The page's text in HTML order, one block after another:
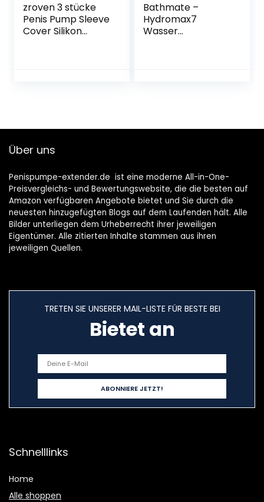
zroven 3 stücke
Penis Pump Sleeve
Cover Silikon
Bathmate –
Hydromax7
Wasser
Über uns
Penispumpe-extender.de ist eine moderne All-in-One-
Preisvergleichs- und Bewertungswebsite, die die besten auf
Amazon verfügbaren Angebote bietet und Sie durch die
neuesten hinzugefügten Blogs auf dem Laufenden hält. Alle
Bilder unterliegen dem Urheberrecht ihrer jeweiligen
Eigentümer. Alle zitierten Inhalte stammen aus ihren
jeweiligen Quellen.
TRETEN SIE UNSERER MAIL-LISTE FÜR BESTE BEI
Bietet an
Schnelllinks
Home
Alle shoppen